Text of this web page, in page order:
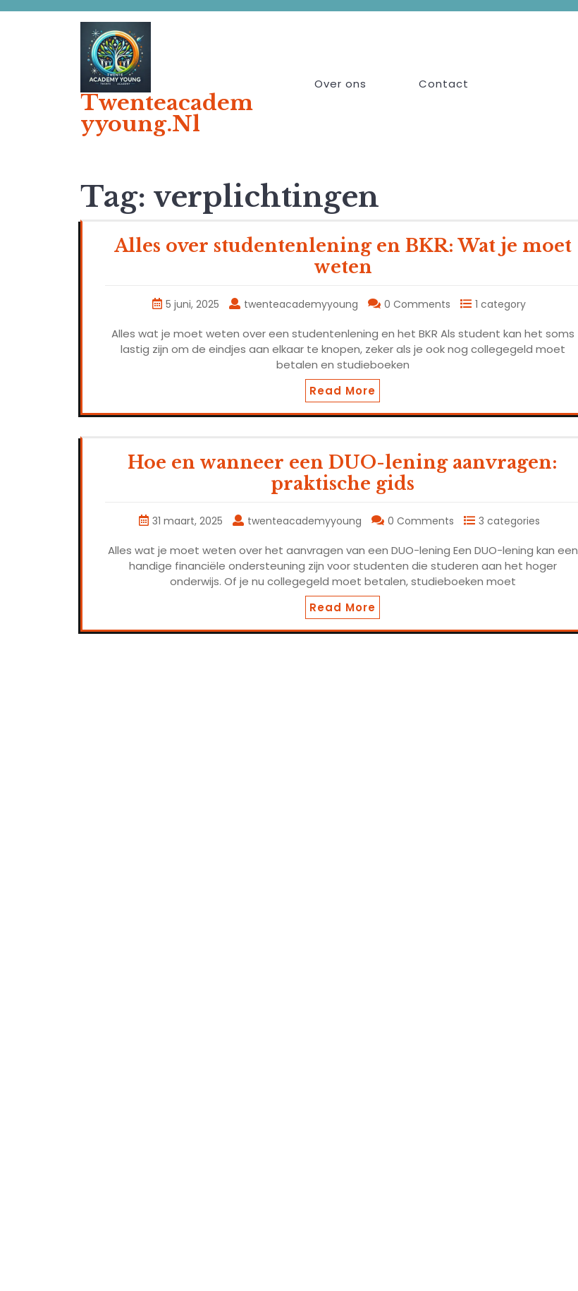
Twenteacadem
Yyoung.nl
Over ons Contact
Tag: verplichtingen
Alles over studentenlening en BKR: Wat je moet
weten
5 juni, 2025 twenteacademyyoung 0 Comments 1 category
Alles wat je moet weten over een studentenlening en het BKR Als student kan het soms
lastig zijn om de eindjes aan elkaar te knopen, zeker als je ook nog collegegeld moet
betalen en studieboeken
Read More
Hoe en wanneer een DUO-lening aanvragen:
praktische gids
31 maart, 2025 twenteacademyyoung 0 Comments 3 categories
Alles wat je moet weten over het aanvragen van een DUO-lening Een DUO-lening kan een
handige financiële ondersteuning zijn voor studenten die studeren aan het hoger
onderwijs. Of je nu collegegeld moet betalen, studieboeken moet
Read More